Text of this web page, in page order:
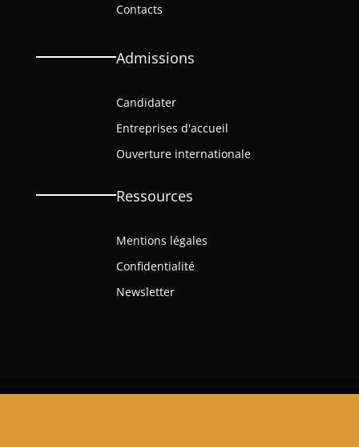
Contacts
Admissions
Candidater
Entreprises d'accueil
Ouverture internationale
Ressources
Mentions légales
Confidentialité
Newsletter